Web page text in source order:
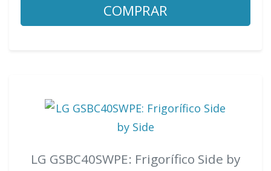
COMPRAR
LG GSBC40SWPE: Frigorífico Side by